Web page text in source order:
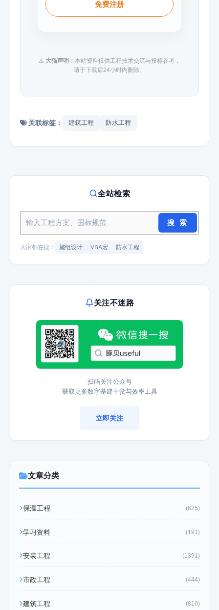
免费注册
⚠️ 大猫声明： 本站资料仅供工程技术交流与投标参考，
请于下载后24小时内删除。
关联标签： 建筑工程 防水工程
全站检索
搜 索
大家都在搜： 施组设计 VBA宏 防水工程
关注不迷路
扫码关注公众号
获取更多数字基建干货与效率工具
立即关注
文章分类
保温工程 (625)
学习资料 (191)
安装工程 (1391)
市政工程 (444)
建筑工程 (810)